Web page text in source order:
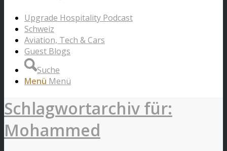
Upgrade Hospitality Podcast
Schweiz
Aviation, Tech & Cars
Guest Blogs
Suche
Menü Menü
Schlagwortarchiv für:
Mohammed